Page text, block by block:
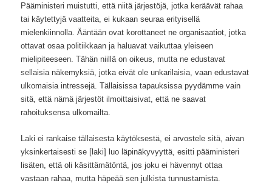
Pääministeri muistutti, että niitä järjestöjä, jotka keräävät rahaa
tai käytettyjä vaatteita, ei kukaan seuraa erityisellä
mielenkiinnolla. Ääntään ovat korottaneet ne organisaatiot, jotka
ottavat osaa politiikkaan ja haluavat vaikuttaa yleiseen
mielipiteeseen. Tähän niillä on oikeus, mutta ne edustavat
sellaisia näkemyksiä, jotka eivät ole unkarilaisia, vaan edustavat
ulkomaisia intressejä. Tällaisissa tapauksissa pyydämme vain
sitä, että nämä järjestöt ilmoittaisivat, että ne saavat
rahoituksensa ulkomailta.
Laki ei rankaise tällaisesta käytöksestä, ei arvostele sitä, aivan
yksinkertaisesti se [laki] luo läpinäkyvyyttä, esitti pääministeri
lisäten, että oli käsittämätöntä, jos joku ei hävennyt ottaa
vastaan rahaa, mutta häpeää sen julkista tunnustamista.